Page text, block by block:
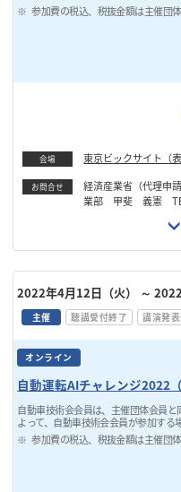
参加費の税込、税抜金額は主催団
会場 東京ビックサイト（表
お問合せ
経済産業省（代理申
業部 甲斐 義憲
2022年4月12日（火） ～
主催 聴講受付終了 講演発
オンライン
自動運転AIチャレンジ2022
自動車技術会会員は、主催団体会員と
よって、自動車技術会会員が参加する
参加費の税込、税抜金額は主催団